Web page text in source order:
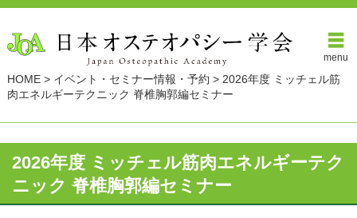
menu
HOME> イベント・セミナー情報・予約 > 2026年度 ミッチェル筋
肉エネルギーテクニック 脊椎胸郭編セミナー
2026年度 ミッチェル筋肉エネルギーテク
ニック 脊椎胸郭編セミナー